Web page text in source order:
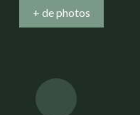
+ de photos